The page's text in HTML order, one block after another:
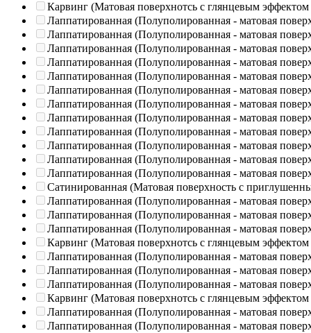
Карвинг (Матовая поверхнотсь с глянцевым эффектом
Лаппатированная (Полуполированная - матовая
Лаппатированная (Полуполированная - матовая
Лаппатированная (Полуполированная - матовая
Лаппатированная (Полуполированная - матовая
Лаппатированная (Полуполированная - матовая
Лаппатированная (Полуполированная - матовая
Лаппатированная (Полуполированная - матовая
Лаппатированная (Полуполированная - матовая
Лаппатированная (Полуполированная - матовая
Лаппатированная (Полуполированная - матовая
Лаппатированная (Полуполированная - матовая
Лаппатированная (Полуполированная - матовая
Сатинированная (Матовая поверхность с
Лаппатированная (Полуполированная - матовая
Лаппатированная (Полуполированная - матовая
Лаппатированная (Полуполированная - матовая
Карвинг (Матовая поверхнотсь с глянцевым эффектом
Лаппатированная (Полуполированная - матовая
Лаппатированная (Полуполированная - матовая
Лаппатированная (Полуполированная - матовая
Карвинг (Матовая поверхнотсь с глянцевым эффектом
Лаппатированная (Полуполированная - матовая
Лаппатированная (Полуполированная - матовая